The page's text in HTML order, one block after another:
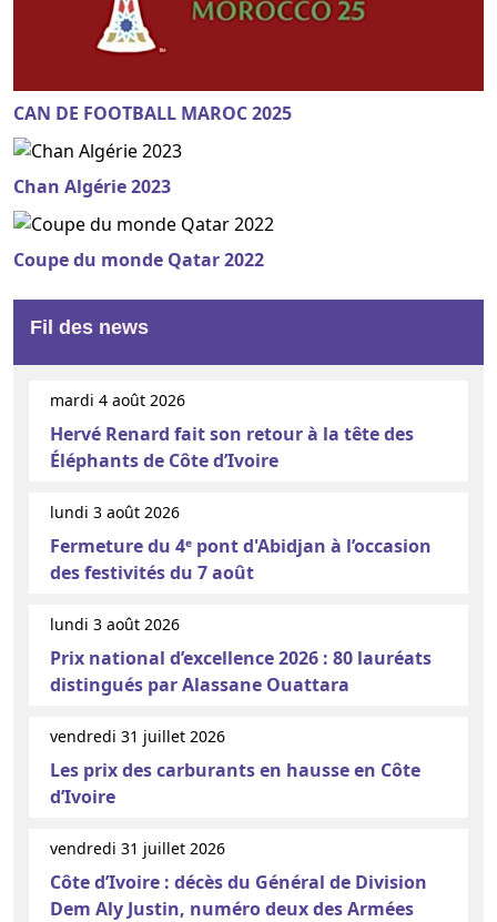
CAN DE FOOTBALL MAROC 2025
Chan Algérie 2023
Coupe du monde Qatar 2022
Fil des news
mardi 4 août 2026
Hervé Renard fait son retour à la tête des
Éléphants de Côte d’Ivoire
lundi 3 août 2026
Fermeture du 4ᵉ pont d'Abidjan à l’occasion
des festivités du 7 août
lundi 3 août 2026
Prix national d’excellence 2026 : 80 lauréats
distingués par Alassane Ouattara
vendredi 31 juillet 2026
Les prix des carburants en hausse en Côte
d’Ivoire
vendredi 31 juillet 2026
Côte d’Ivoire : décès du Général de Division
Dem Aly Justin, numéro deux des Armées